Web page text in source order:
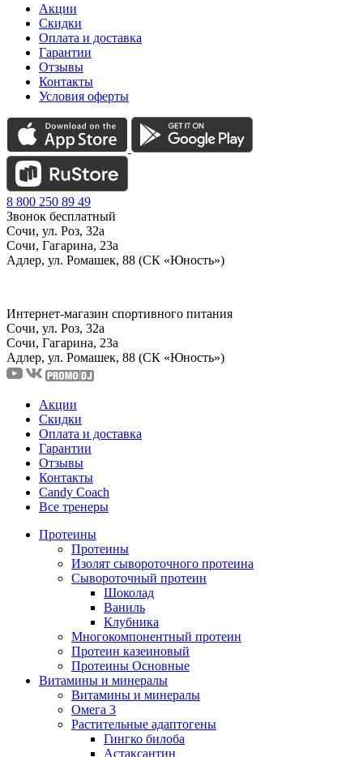
Акции
Скидки
Оплата и доставка
Гарантии
Отзывы
Контакты
Условия оферты
8 800 250 89 49
Звонок бесплатный
Сочи, ул. Роз, 32а
Сочи, Гагарина, 23а
Адлер, ул. Ромашек, 88 (СК «Юность»)
Интернет-магазин спортивного питания
Сочи, ул. Роз, 32а
Сочи, Гагарина, 23а
Адлер, ул. Ромашек, 88 (СК «Юность»)
Акции
Скидки
Оплата и доставка
Гарантии
Отзывы
Контакты
Candy Coach
Все тренеры
Протеины
Протеины
Изолят сывороточного протеина
Сывороточный протеин
Шоколад
Ваниль
Клубника
Многокомпонентный протеин
Протеин казеиновый
Протеины Основные
Витамины и минералы
Витамины и минералы
Омега 3
Растительные адаптогены
Гингко билоба
Астаксантин